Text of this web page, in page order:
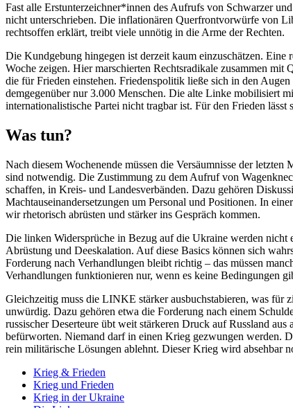
Fast alle Erstunterzeichner*innen des Aufrufs von Schwarzer
nicht unterschrieben. Die inflationären Querfrontvorwürfe von
rechtsoffen erklärt, treibt viele unnötig in die Arme der Rechten.
Die Kundgebung hingegen ist derzeit kaum einzuschätzen.
Woche zeigen. Hier marschierten Rechtsradikale zusammen mit
die für Frieden einstehen. Friedenspolitik ließe sich in den
demgegenüber nur 3.000 Menschen. Die alte Linke mobilisiert
internationalistische Partei nicht tragbar ist. Für den Frieden
Was tun?
Nach diesem Wochenende müssen die Versäumnisse der
sind notwendig. Die Zustimmung zu dem Aufruf von
schaffen, in Kreis- und Landesverbänden. Dazu gehören
Machtauseinandersetzungen um Personal und Positionen. In
wir rhetorisch abrüsten und stärker ins Gespräch kommen.
Die linken Widersprüche in Bezug auf die Ukraine werden
Abrüstung und Deeskalation. Auf diese Basics können sich
Forderung nach Verhandlungen bleibt richtig – das müssen
Verhandlungen funktionieren nur, wenn es keine Bedingungen
Gleichzeitig muss die LINKE stärker ausbuchstabieren, was für
unwürdig. Dazu gehören etwa die Forderung nach einem
russischer Deserteure übt weit stärkeren Druck auf Russland
befürworten. Niemand darf in einen Krieg gezwungen werden.
rein militärische Lösungen ablehnt. Dieser Krieg wird absehbar
Krieg & Frieden
Krieg und Frieden
Krieg in der Ukraine